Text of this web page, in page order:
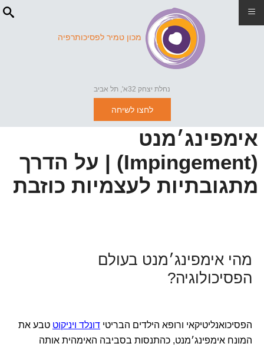
מכון טמיר לפסיכותרפיה
נחלת יצחק 32א', תל אביב
לחצו לשיחה
אימפינג׳מנט
(Impingement) | על הדרך
מתגובתיות לעצמיות כוזבת
מהי אימפינג׳מנט בעולם
הפסיכולוגיה?
הפסיכואנליטיקאי ורופא הילדים הבריטי דונלד ויניקוט טבע את
המונח אימפינג׳מנט, כהתנסות בסביבה האימהית אותה
≡